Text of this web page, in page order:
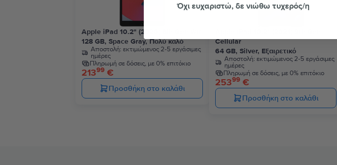
Apple iPad 10.2" (2020) 8th Gen Wifi
128 GB, Space Gray, Πολύ καλό
Αποστολή: εκτιμώμενος 2-5 εργάσιμες
ημέρες
Πληρωμή σε δόσεις, με 0% επιτόκιο
21399€
Προσθήκη στο καλάθι
Cellular
64 GB, Silver, Εξαιρετικό
Αποστολή: εκτιμώμενος 2-5 εργάσιμες
ημέρες
Πληρωμή σε δόσεις, με 0% επιτόκιο
25399€
Προσθήκη στο καλάθι
Όχι ευχαριστώ, δε νιώθω τυχερός/η